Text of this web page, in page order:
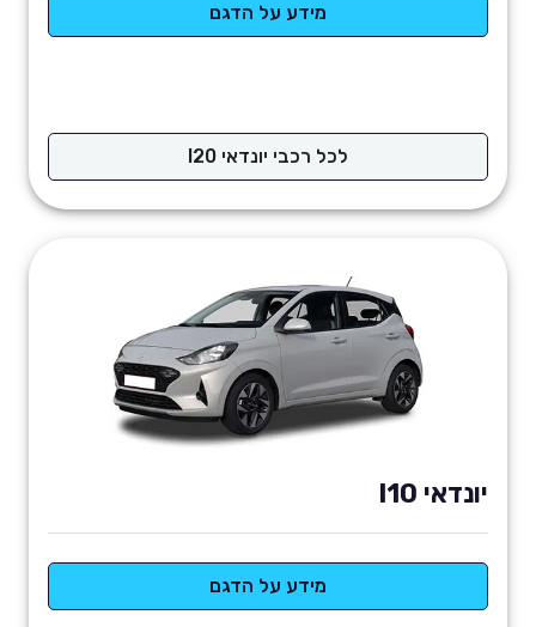
מידע על הדגם
לכל רכבי יונדאי I20
יונדאי I10
מידע על הדגם